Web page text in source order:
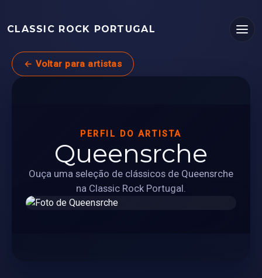
CLASSIC ROCK PORTUGAL
← Voltar para artistas
PERFIL DO ARTISTA
Queensrche
Ouça uma seleção de clássicos de Queensrche
na Classic Rock Portugal.